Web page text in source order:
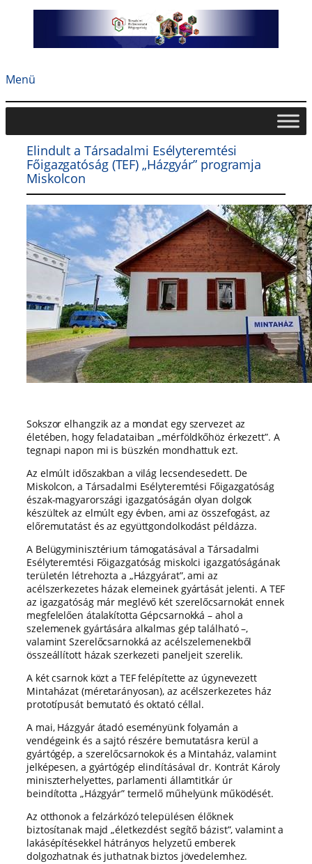
Menü
Elindult a Társadalmi Esélyteremtési
Főigazgatóság (TEF) „Házgyár” programja
Miskolcon
Sokszor elhangzik az a mondat egy szervezet az
életében, hogy feladataiban „mérföldkőhöz érkezett”. A
tegnapi napon mi is büszkén mondhattuk ezt.
Az elmúlt időszakban a világ lecsendesedett. De
Miskolcon, a Társadalmi Esélyteremtési Főigazgatóság
észak-magyarországi igazgatóságán olyan dolgok
készültek az elmúlt egy évben, ami az összefogást, az
előremutatást és az együttgondolkodást példázza.
A Belügyminisztérium támogatásával a Társadalmi
Esélyteremtési Főigazgatóság miskolci igazgatóságának
területén létrehozta a „Házgyárat”, ami az
acélszerkezetes házak elemeinek gyártását jelenti. A TEF
az igazgatóság már meglévő két szerelőcsarnokát ennek
megfelelően átalakította Gépcsarnokká – ahol a
szelemenek gyártására alkalmas gép található –,
valamint Szerelőcsarnokká az acélszelemenekből
összeállított házak szerkezeti paneljeit szerelik.
A két csarnok közt a TEF felépítette az úgynevezett
Mintaházat (méretarányosan), az acélszerkezetes ház
prototípusát bemutató és oktató céllal.
A mai, Házgyár átadó eseményünk folyamán a
vendégeink és a sajtó részére bemutatásra kerül a
gyártógép, a szerelőcsarnokok és a Mintaház, valamint
jelképesen, a gyártógép elindításával dr. Kontrát Károly
miniszterhelyettes, parlamenti államtitkár úr
beindította „Házgyár” termelő műhelyünk működését.
Az otthonok a felzárkózó településen élőknek
biztosítanak majd „életkezdést segítő bázist”, valamint a
lakásépítésekkel hátrányos helyzetű emberek
dolgozhatnak és juthatnak biztos jövedelemhez.